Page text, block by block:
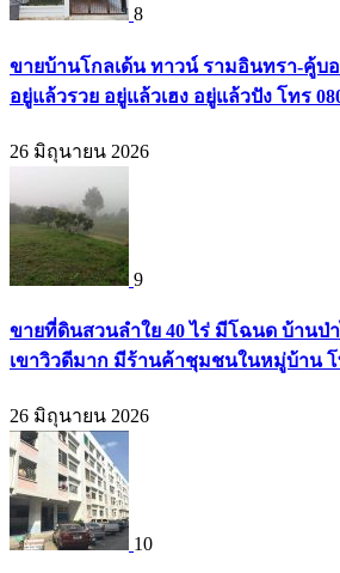
8
ขายบ้านโกลเด้น ทาวน์ รามอินทรา-คู้บ
อยู่แล้วรวย อยู่แล้วเฮง อยู่แล้วปัง โทร
26 มิถุนายน 2026
9
ขายที่ดินสวนลำใย 40 ไร่ มีโฉนด บ้านป่
เขาวิวดีมาก มีร้านค้าชุมชนในหมู่บ้าน โท
26 มิถุนายน 2026
10